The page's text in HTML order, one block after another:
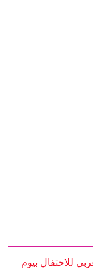
للاحتفال بيوم